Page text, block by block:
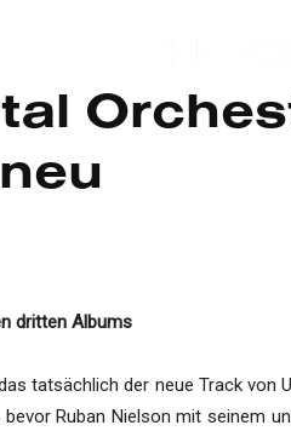
dritten Albums
tatsächlich der neue Track
Ruban Nielson mit seinem